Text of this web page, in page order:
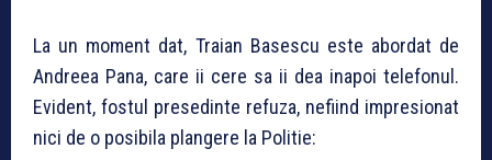
La un moment dat, Traian Basescu este abordat de
Andreea Pana, care ii cere sa ii dea inapoi telefonul.
Evident, fostul presedinte refuza, nefiind impresionat
nici de o posibila plangere la Politie: